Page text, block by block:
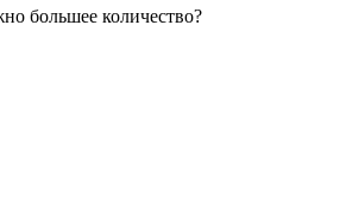
большее количество?